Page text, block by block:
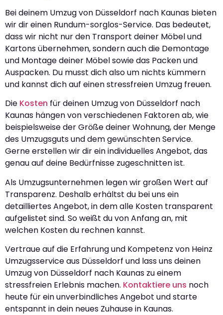
Bei deinem Umzug von Düsseldorf nach Kaunas bieten
wir dir einen Rundum-sorglos-Service. Das bedeutet,
dass wir nicht nur den Transport deiner Möbel und
Kartons übernehmen, sondern auch die Demontage
und Montage deiner Möbel sowie das Packen und
Auspacken. Du musst dich also um nichts kümmern
und kannst dich auf einen stressfreien Umzug freuen.
Die Kosten für deinen Umzug von Düsseldorf nach
Kaunas hängen von verschiedenen Faktoren ab, wie
beispielsweise der Größe deiner Wohnung, der Menge
des Umzugsguts und dem gewünschten Service.
Gerne erstellen wir dir ein individuelles Angebot, das
genau auf deine Bedürfnisse zugeschnitten ist.
Als Umzugsunternehmen legen wir großen Wert auf
Transparenz. Deshalb erhältst du bei uns ein
detailliertes Angebot, in dem alle Kosten transparent
aufgelistet sind. So weißt du von Anfang an, mit
welchen Kosten du rechnen kannst.
Vertraue auf die Erfahrung und Kompetenz von Heinz
Umzugsservice aus Düsseldorf und lass uns deinen
Umzug von Düsseldorf nach Kaunas zu einem
stressfreien Erlebnis machen. Kontaktiere uns noch
heute für ein unverbindliches Angebot und starte
entspannt in dein neues Zuhause in Kaunas.